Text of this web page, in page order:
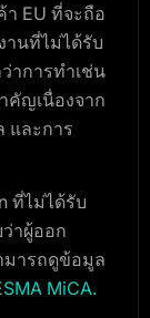
EU ที่จะถือ
านที่ไม่ได้รับ
าการทำเช่น
คัญเนื่องจาก
และการ
ที่ไม่ได้รับ
าผู้ออก
มารถดูข้อมูล
MiCA.